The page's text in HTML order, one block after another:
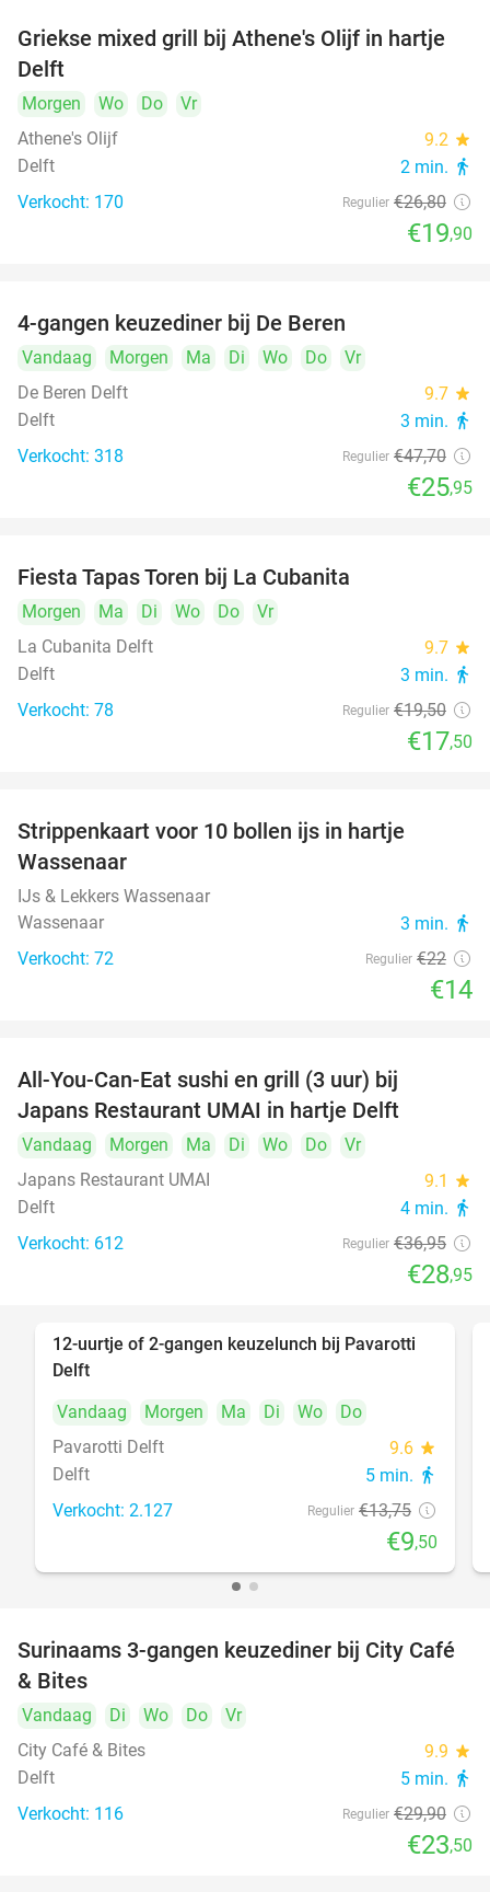
26%
Griekse mixed grill bij Athene's Olijf in hartje
Delft
Morgen Wo Do
Vr
Athene's Olijf
9.2 star
Delft 2 min. directions_walk
Verkocht: 170 Regulier €26,80
€19,90
4-gangen keuzediner bij De Beren
Vandaag Morgen Ma Di Wo Do
Vr
De Beren Delft
9.7 star
Delft 3 min. directions_walk
Verkocht: 318 Regulier €47,70
€25,95
Fiesta Tapas Toren bij La Cubanita
Morgen Ma Di Wo Do
Vr
La Cubanita Delft
9.7 star
Delft 3 min. directions_walk
Verkocht: 78 Regulier €19,50
€17,50
Strippenkaart voor 10 bollen ijs in hartje
Wassenaar
IJs & Lekkers Wassenaar
Wassenaar
3 min. directions_walk
Verkocht: 72 Regulier €22
€14
All-You-Can-Eat sushi en grill (3 uur) bij
Japans Restaurant UMAI in hartje Delft
Vandaag Morgen Ma Di Wo Do
Vr
Japans Restaurant UMAI
9.1 star
Delft 4 min. directions_walk
Verkocht: 612 Regulier €36,95
€28,95
31%
12-uurtje of 2-gangen keuzelunch bij Pavarotti
Delft
Vandaag
Morgen Ma Di Wo
Do
Pavarotti Delft
9.6 star
Delft 5 min. directions_walk
Verkocht: 2.127 Regulier €13,75
€9,50
21%
Surinaams 3-gangen keuzediner bij City Café
& Bites
Vandaag Di Wo Do
Vr
City Café & Bites
9.9 star
Delft 5 min. directions_walk
Verkocht: 116 Regulier €29,90
€23,50